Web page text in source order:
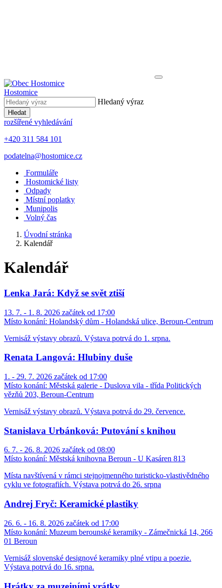
Hostomice
Hledaný výraz
Hledat
rozšířené vyhledávání
+420 311 584 101
podatelna@hostomice.cz
Formuláře
Hostomické listy
Odpady
Místní poplatky
Munipolis
Volný čas
Úvodní stránka
Kalendář
Kalendář
Lenka Jará: Když se svět ztiší
13. 7. - 1. 8. 2026 začátek od 17:00
Místo konání: Holandský dům - Holandská ulice, Beroun-Centrum
Vernisáž výstavy obrazů. Výstava potrvá do 1. srpna.
Renata Langová: Hlubiny duše
1. - 29. 7. 2026 začátek od 17:00
Místo konání: Městská galerie - Duslova vila - třída Politických
vězňů 203, Beroun-Centrum
Vernisáž výstavy obrazů. Výstava potrvá do 29. července.
Stanislava Urbánková: Putování s knihou
6. 7. - 26. 8. 2026 začátek od 08:00
Místo konání: Městská knihovna Beroun - U Kasáren 813
Místa navštívená v rámci stejnojmenného turisticko-vlastivědného
cyklu ve fotografiích. Výstava potrvá do 26. srpna
Andrej Fryč: Keramické plastiky
26. 6. - 16. 8. 2026 začátek od 17:00
Místo konání: Muzeum berounské keramiky - Zámečnická 14, 266
01 Beroun
Vernisáž slovenské designové keramiky plné vtipu a poezie.
Výstava potrvá do 16. srpna.